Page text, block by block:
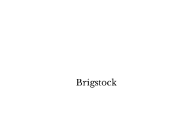
Brigstock